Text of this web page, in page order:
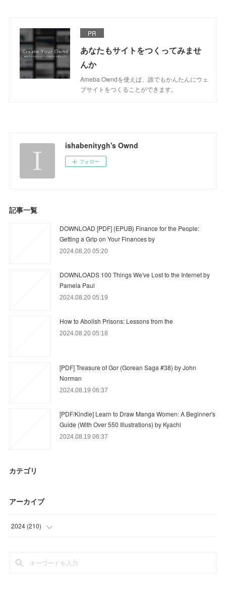
PR
あなたもサイトをつくってみませ
んか
Ameba Owndを使えば、誰でもかんたんにウェ
ブサイトをつくることができます。
ishabenitygh's Ownd
フォロー
記事一覧
DOWNLOAD [PDF] {EPUB} Finance for the People:
Getting a Grip on Your Finances by
2024.08.20 05:20
DOWNLOADS 100 Things We've Lost to the Internet by
Pamela Paul
2024.08.20 05:19
How to Abolish Prisons: Lessons from the
2024.08.20 05:18
[PDF] Treasure of Gor (Gorean Saga #38) by John
Norman
2024.08.19 06:37
[PDF/Kindle] Learn to Draw Manga Women: A Beginner's
Guide (With Over 550 Illustrations) by Kyachi
2024.08.19 06:37
カテゴリ
アーカイブ
2024 (210)
(